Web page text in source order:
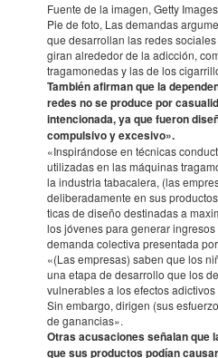
Fuente de la imagen, Getty Images
Pie de foto, Las deman­das
que desa­rro­llan las redes
giran alre­de­dor de la adic­ción,
traga­mo­ne­das y las de los
También afir­man que la
redes no se produce por
inten­cio­nada, ya que fueron
compul­sivo y exce­sivo».
«Inspi­rán­dose en técni­cas
utiliza­das en las máqui­nas
la indus­tria taba­ca­lera, (las
delibe­ra­da­mente en sus
ti­cas de diseño desti­na­das a
los jóve­nes para gene­rar
demanda colec­tiva presen­tada
«(Las empre­sas) saben que los
una etapa de desa­rro­llo que los
vulne­ra­bles a los efec­tos
Sin embargo, dirigen (sus
de ganan­cias».
Otras acusacio­nes seña­lan que
que sus produc­tos podían